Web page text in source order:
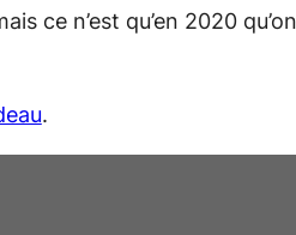
ce n’est qu’en 2020
.